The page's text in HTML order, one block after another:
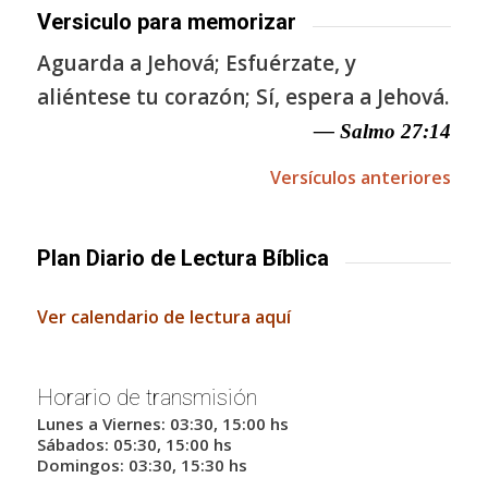
Versiculo para memorizar
Aguarda a Jehová; Esfuérzate, y
aliéntese tu corazón; Sí, espera a Jehová.
— Salmo 27:14
Versículos anteriores
Plan Diario de Lectura Bíblica
Ver calendario de lectura aquí
Horario de transmisión
Lunes a Viernes: 03:30, 15:00 hs
Sábados: 05:30, 15:00 hs
Domingos: 03:30, 15:30 hs